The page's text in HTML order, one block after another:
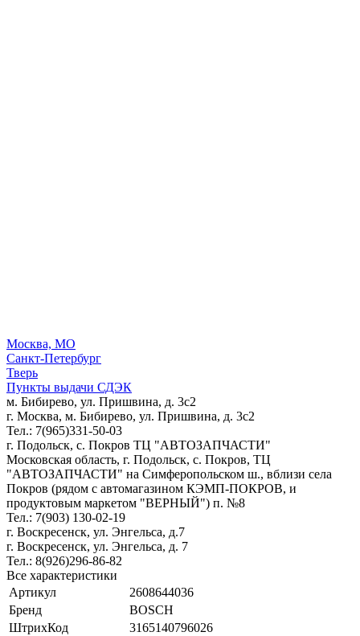
Москва, МО
Санкт-Петербург
Тверь
Пункты выдачи СДЭК
м. Бибирево, ул. Пришвина, д. 3с2
г. Москва, м. Бибирево, ул. Пришвина, д. 3с2
Тел.: 7(965)331-50-03
г. Подольск, c. Покров ТЦ "АВТОЗАПЧАСТИ"
Московская область, г. Подольск, c. Покров, ТЦ
"АВТОЗАПЧАСТИ" на Симферопольском ш., вблизи села
Покров (рядом с автомагазином КЭМП-ПОКРОВ, и
продуктовым маркетом "ВЕРНЫЙ") п. №8
Тел.: 7(903) 130-02-19
г. Воскресенск, ул. Энгельса, д.7
г. Воскресенск, ул. Энгельса, д. 7
Тел.: 8(926)296-86-82
Все характеристики
Артикул
2608644036
Бренд
BOSCH
ШтрихКод
3165140796026